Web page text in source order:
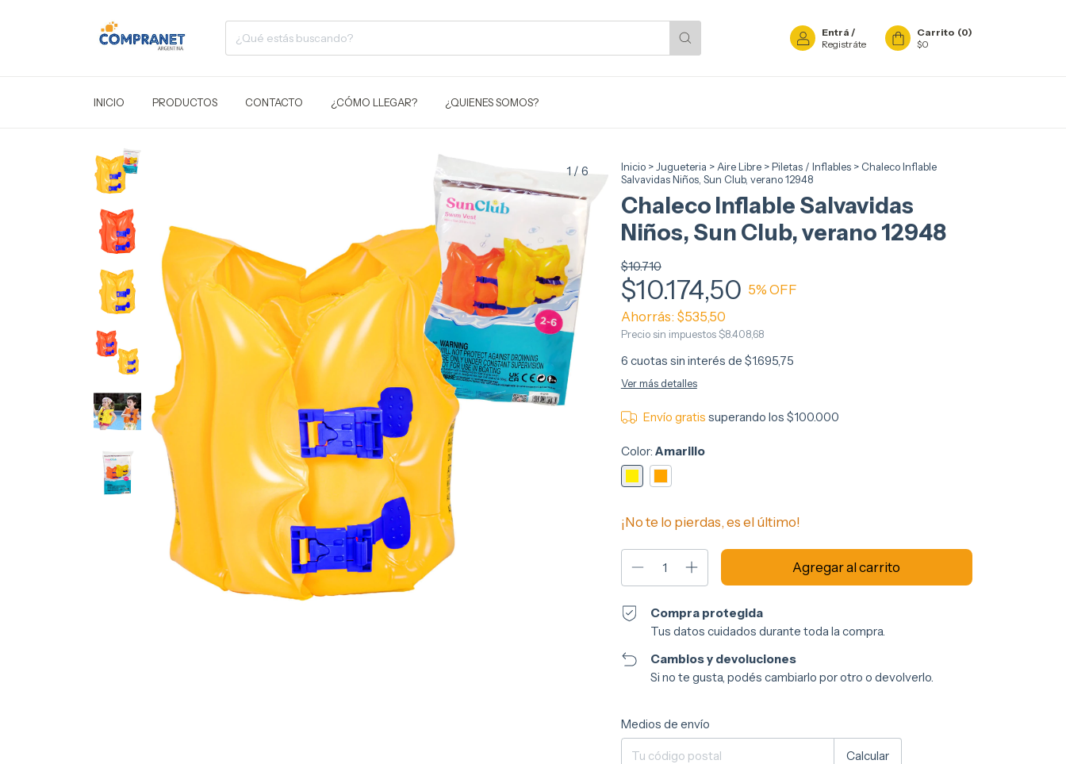
Entrá /
Registráte
Carrito (0)
$0
INICIO PRODUCTOS CONTACTO ¿CÓMO LLEGAR? ¿QUIENES SOMOS?
1/ 6 Inicio > Jugueteria > Aire Libre > Piletas / Inflables > Chaleco Inflable
Salvavidas Niños, Sun Club, verano 12948
Chaleco Inflable Salvavidas
Niños, Sun Club, verano 12948
$10.710
$10.174,50 5% OFF
Ahorrás: $535,50
Precio sin impuestos$8.408,68
6 cuotas sin interés de $1.695,75
Ver más detalles
Envío gratis superando los $100.000
Color: Amarillo
¡No te lo pierdas, es el último!
Compra protegida
Tus datos cuidados durante toda la compra.
Cambios y devoluciones
Si no te gusta, podés cambiarlo por otro o devolverlo.
Entregas para el CP:
Medios de envío
Calcular